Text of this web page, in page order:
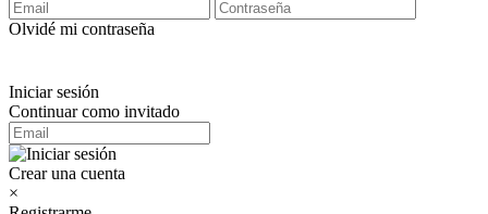
Olvidé mi contraseña
Iniciar sesión
Continuar como invitado
Crear una cuenta
×